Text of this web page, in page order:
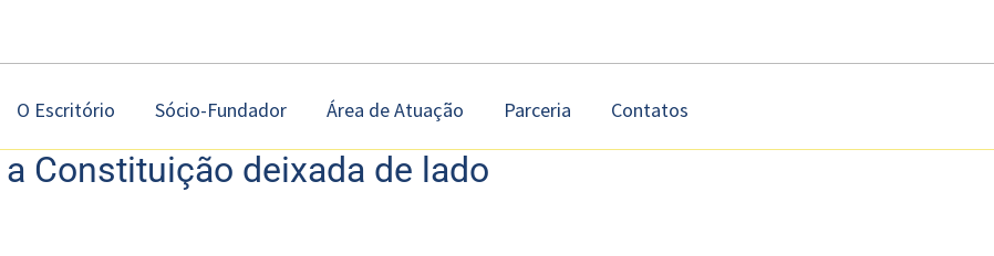
O Escritório Sócio-Fundador Área de Atuação Parceria Contatos
a Constituição deixada de lado